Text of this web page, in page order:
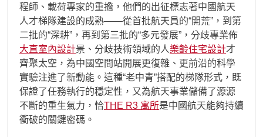
程師、載荷專家的重擔，他們的出征標志著中國航天
人才梯隊建設的成熟——從首批航天員的“開荒”，到第
二批的“深耕”，再到第三批的“多元發展”，分歧專業佈
大直室內設計景、分歧技術領域的人樂齡住宅設計才
齊聚太空，為中國空間站開展更復雜、更前沿的科學
實驗注進了新動能。這種“老中青”搭配的梯隊形式，既
保證了任務執行的穩定性，又為航天事業儲備了源源
不斷的重生氣力，恰THE R3 寓所是中國航天能夠持續
衝破的關鍵密碼。